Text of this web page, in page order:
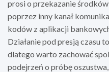
prosi o przekazanie
poprzez inny kanał
kodów z aplikacji
Działanie pod presją czasu
dlatego warto zachować
podejrzeń o próbę